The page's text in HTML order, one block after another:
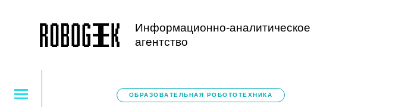
Информационно-аналитическое
агентство
ОБРАЗОВАТЕЛЬНАЯ РОБОТОТЕХНИКА